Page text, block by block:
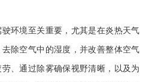
环境至关重要，尤其是在炎热天气
除空气中的湿度，并改善整体空气
、通过除雾确保视野清晰，以及为